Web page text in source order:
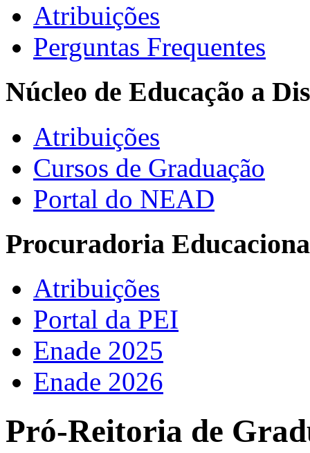
Atribuições
Perguntas Frequentes
Núcleo de Educação a
Atribuições
Cursos de Graduação
Portal do NEAD
Procuradoria
Atribuições
Portal da PEI
Enade 2025
Enade 2026
Pró-Reitoria de